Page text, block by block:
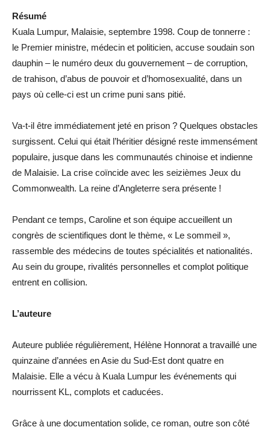
Résumé
Kuala Lumpur, Malaisie, septembre 1998. Coup de tonnerre :
le Premier ministre, médecin et politicien, accuse soudain son
dauphin – le numéro deux du gouvernement – de corruption,
de trahison, d’abus de pouvoir et d’homosexualité, dans un
pays où celle-ci est un crime puni sans pitié.
Va-t-il être immédiatement jeté en prison ? Quelques obstacles
surgissent. Celui qui était l’héritier désigné reste immensément
populaire, jusque dans les communautés chinoise et indienne
de Malaisie. La crise coïncide avec les seizièmes Jeux du
Commonwealth. La reine d’Angleterre sera présente !
Pendant ce temps, Caroline et son équipe accueillent un
congrès de scientifiques dont le thème, « Le sommeil »,
rassemble des médecins de toutes spécialités et nationalités.
Au sein du groupe, rivalités personnelles et complot politique
entrent en collision.
L’auteure
Auteure publiée régulièrement, Hélène Honnorat a travaillé une
quinzaine d’années en Asie du Sud-Est dont quatre en
Malaisie. Elle a vécu à Kuala Lumpur les événements qui
nourrissent KL, complots et caducées.
Grâce à une documentation solide, ce roman, outre son côté